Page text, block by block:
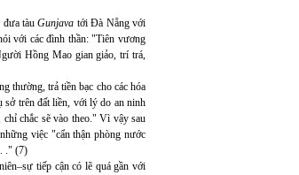
đưa tàuGunjava tới Đà Nẵng với
với các đình thần: "Tiên vương
Hồng Mao gian giảo, trí trá,
thường, trả tiền bạc cho các hóa
sở trên đất liền, với lý do an ninh
chắc sẽ vào theo." Vì vậy sau
việc "cẩn thận phòng nước
." (7)
tiếp cận có lẽ quá gần với